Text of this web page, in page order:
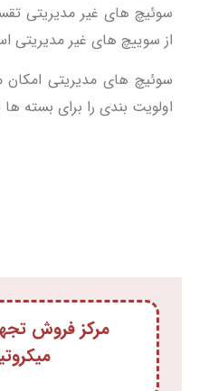
سوئیچ های غیر مدیریتی
از سوییچ های غیر مدیریتی
سوئیچ های مدیریتی
اولویت بندی را برای بسته
مرکز فروش